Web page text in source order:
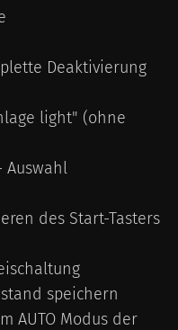
Deaktivierung
light" (ohne
Auswahl
des Start-Tasters
speichern
AUTO Modus der